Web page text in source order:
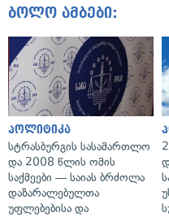
ბოლო ამბები:
პოლიტიკა
სტრასბურგის სასამართლო
და 2008 წლის ომის
საქმეები — საიას ბრძოლა
დაზარალებულთა
უფლებებისა და